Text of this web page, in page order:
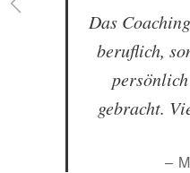
Das
beruflich,
gebracht.
–